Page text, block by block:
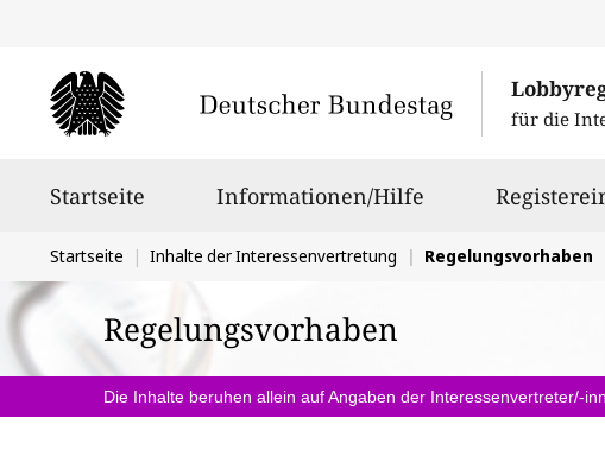
für die
Startseite Informationen/Hilfe
Sie
befinden
sich
hier:
Startseite Inhalte der Interessenvertretung Regelungsvorhaben
Regelungsvorhaben
Die Inhalte beruhen allein auf Angaben der Interessenvertreter/-